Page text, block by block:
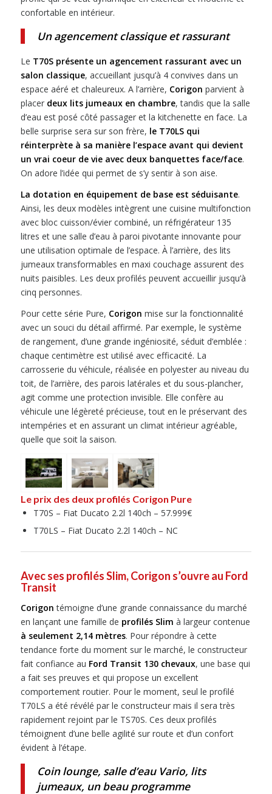
confortable en intérieur.
Un agencement classique et rassurant
Le T70S présente un agencement rassurant avec un
salon classique, accueillant jusqu’à 4 convives dans un
espace aéré et chaleureux. A l’arrière, Corigon parvient à
placer deux lits jumeaux en chambre, tandis que la salle
d’eau est posé côté passager et la kitchenette en face. La
belle surprise sera sur son frère, le T70LS qui
réinterprète à sa manière l’espace avant qui devient
un vrai coeur de vie avec deux banquettes face/face.
On adore l’idée qui permet de s’y sentir à son aise.
La dotation en équipement de base est séduisante.
Ainsi, les deux modèles intègrent une cuisine multifonction
avec bloc cuisson/évier combiné, un réfrigérateur 135
litres et une salle d’eau à paroi pivotante innovante pour
une utilisation optimale de l’espace. À l’arrière, des lits
jumeaux transformables en maxi couchage assurent des
nuits paisibles. Les deux profilés peuvent accueillir jusqu’à
cinq personnes.
Pour cette série Pure, Corigon mise sur la fonctionnalité
avec un souci du détail affirmé. Par exemple, le système
de rangement, d’une grande ingéniosité, séduit d’emblée :
chaque centimètre est utilisé avec efficacité. La
carrosserie du véhicule, réalisée en polyester au niveau du
toit, de l’arrière, des parois latérales et du sous-plancher,
agit comme une protection invisible. Elle confère au
véhicule une légèreté précieuse, tout en le préservant des
intempéries et en assurant un climat intérieur agréable,
quelle que soit la saison.
Le prix des deux profilés Corigon Pure
T70S – Fiat Ducato 2.2l 140ch – 57.999€
T70LS – Fiat Ducato 2.2l 140ch – NC
Avec ses profilés Slim, Corigon s’ouvre au Ford
Transit
Corigon témoigne d’une grande connaissance du marché
en lançant une famille de profilés Slim à largeur contenue
à seulement 2,14 mètres. Pour répondre à cette
tendance forte du moment sur le marché, le constructeur
fait confiance au Ford Transit 130 chevaux, une base qui
a fait ses preuves et qui propose un excellent
comportement routier. Pour le moment, seul le profilé
T70LS a été révélé par le constructeur mais il sera très
rapidement rejoint par le TS70S. Ces deux profilés
témoignent d’une belle agilité sur route et d’un confort
évident à l’étape.
Coin lounge, salle d’eau Vario, lits
jumeaux, un beau programme